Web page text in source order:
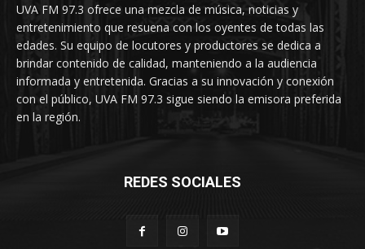
UVA FM 97.3 ofrece una mezcla de música, noticias y
entretenimiento que resuena con los oyentes de todas las
edades. Su equipo de locutores y productores se dedica a
brindar contenido de calidad, manteniendo a la audiencia
informada y entretenida. Gracias a su innovación y conexión
con el público, UVA FM 97.3 sigue siendo la emisora preferida
en la región.
REDES SOCIALES